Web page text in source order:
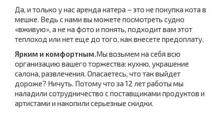
Да, и только у нас аренда катера – это не покупка кота в
мешке. Ведь с нами вы можете посмотреть судно
«вживую», а не на фото и понять, подходит вам этот
теплоход или нет еще до того, как внесете предоплату.
Ярким и комфортным.Мы возьмем на себя всю
организацию вашего торжества: кухню, украшение
салона, развлечения. Опасаетесь, что так выйдет
дороже? Ничуть. Потому что за 12 лет работы мы
наладили сотрудничество с поставщиками продуктов и
артистами и накопили серьезные скидки.